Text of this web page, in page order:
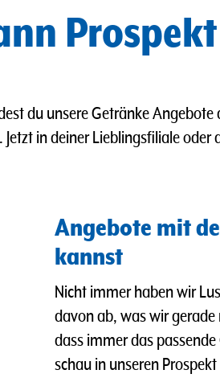
Prospekt
du unsere Getränke Angebote
in deiner Lieblingsfiliale
Angebote mit
kannst
Nicht immer haben wir
davon ab, was wir
dass immer das
schau in unseren